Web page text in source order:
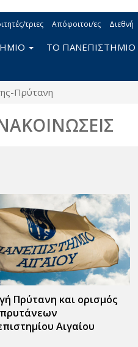
τριες Απόφοιτοι/ες Διεθνή
ΤΟ ΠΑΝΕΠΙΣΤΗΜΙΟ
Πρύτανη
Πρύτανη και ορισμός
Αιγαίου